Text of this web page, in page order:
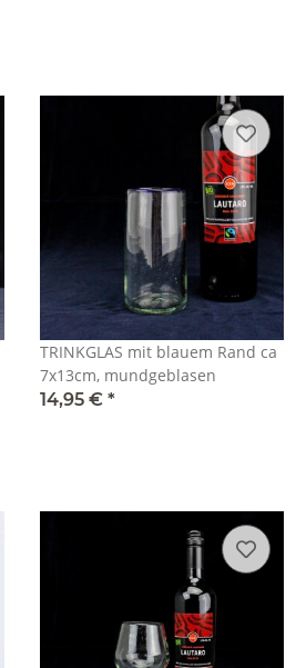
TRINKGLAS mit blauem Rand ca
7x13cm, mundgeblasen
14,95 € *